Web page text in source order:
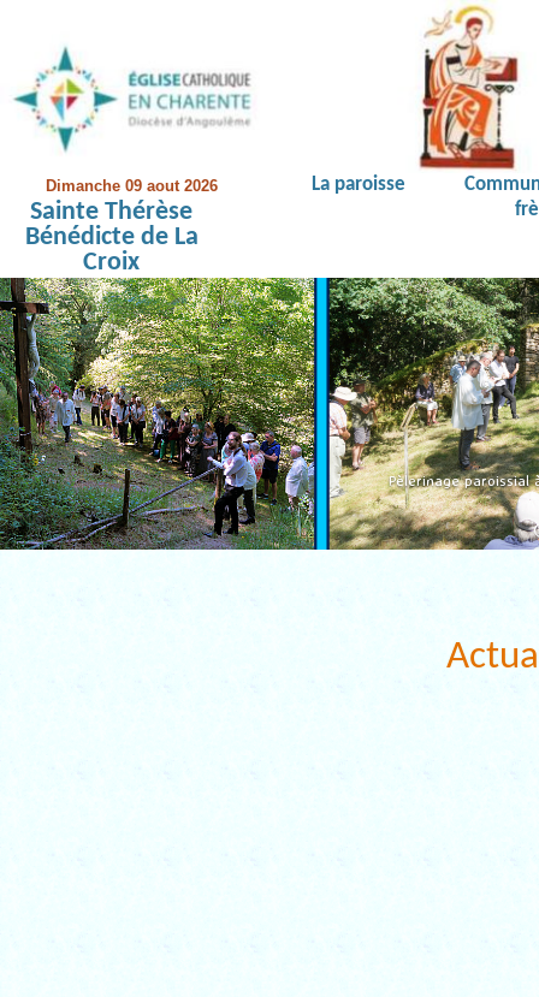
Dimanche 09 aout 2026
Sainte Thérèse
Bénédicte de La
Croix
La paroisse
Pèlerinage